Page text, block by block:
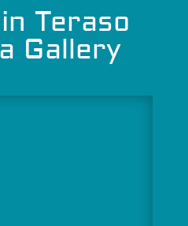
Teraso
Gallery